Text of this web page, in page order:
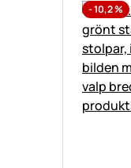
-10,2%